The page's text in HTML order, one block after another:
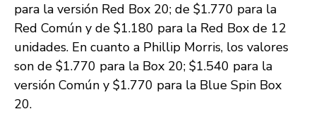
para la versión Red Box 20; de $1.770 para la
Red Común y de $1.180 para la Red Box de 12
unidades. En cuanto a Phillip Morris, los valores
son de $1.770 para la Box 20; $1.540 para la
versión Común y $1.770 para la Blue Spin Box
20.